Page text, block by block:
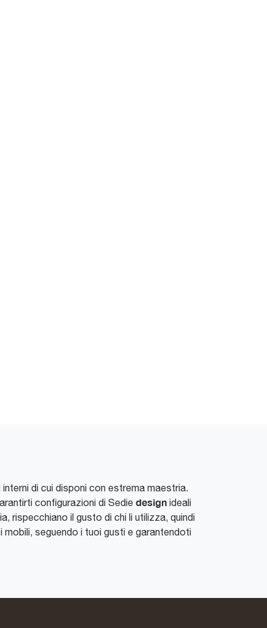
di cui disponi con estrema maestria.
configurazioni di Sedie design ideali
rispecchiano il gusto di chi li utilizza, quindi
seguendo i tuoi gusti e garantendoti